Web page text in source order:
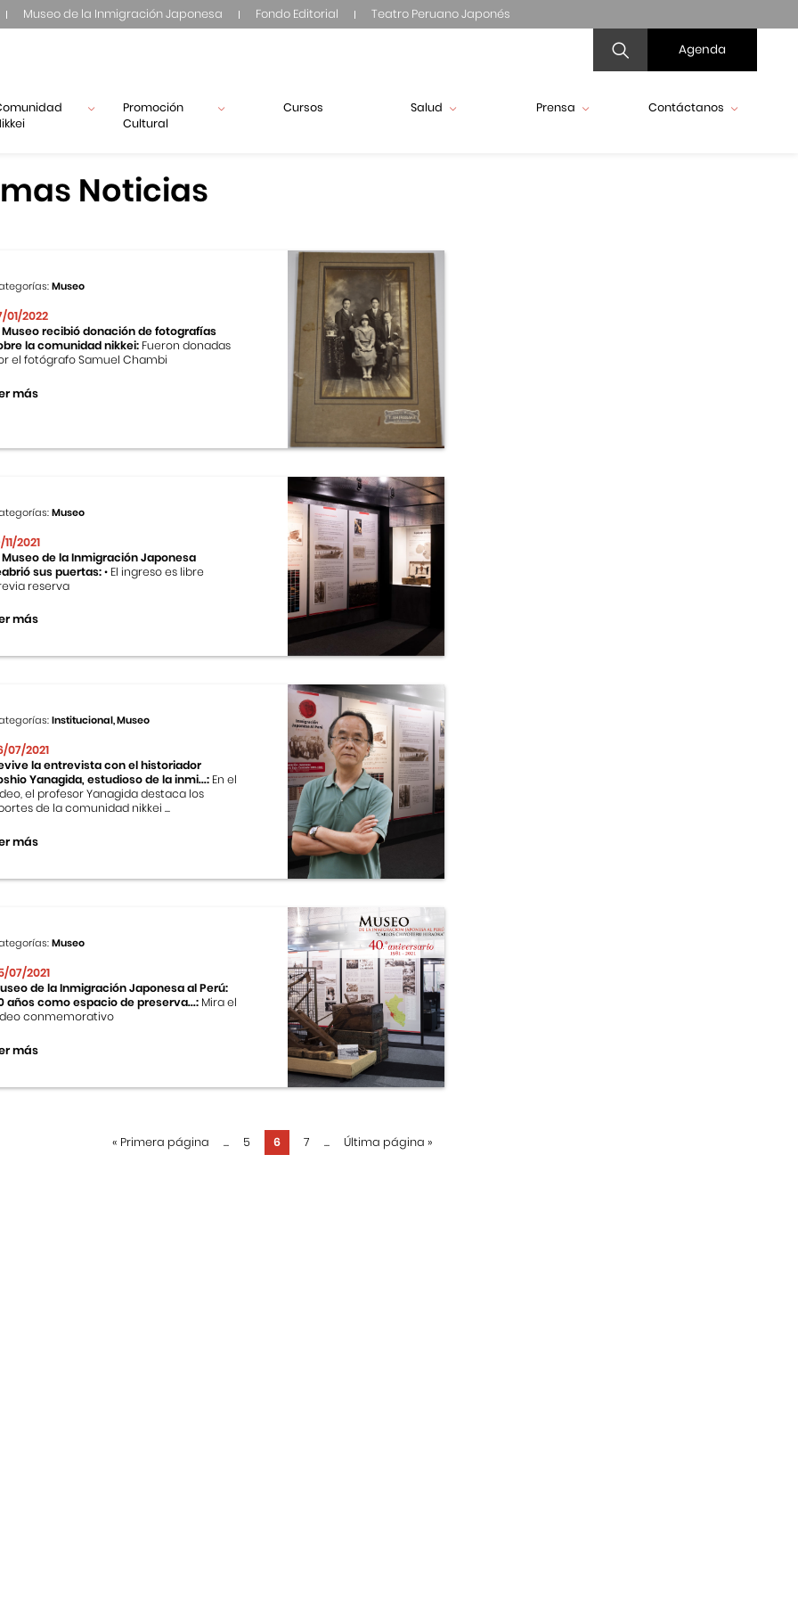
Museo de la Inmigración Japonesa Fondo Editorial Teatro Peruano Japonés
Agenda
Promoción
Cultural
Cursos Salud Prensa Contáctanos
Noticias
Museo
01/2022
Museo recibió donación de fotografías
la comunidad nikkei: Fueron donadas
el fotógrafo Samuel Chambi
más
Museo
11/2021
Museo de la Inmigración Japonesa
sus puertas:• El ingreso es libre
reserva
más
Institucional, Museo
07/2021
la entrevista con el historiador
Yanagida, estudioso de la inmi...: En el
el profesor Yanagida destaca los
de la comunidad nikkei ...
más
Museo
07/2021
de la Inmigración Japonesa al Perú:
años como espacio de preserva...: Mira el
conmemorativo
más
« Primera página ... 5 6 7 ... Última página »